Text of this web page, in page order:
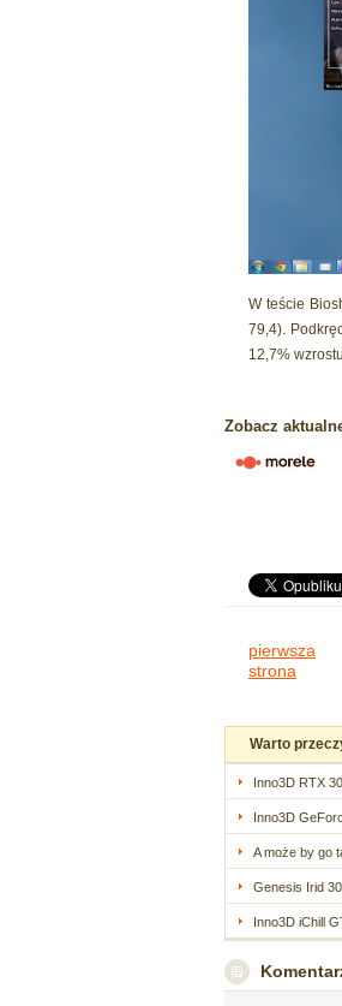
W teście
79,4).
12,7%
Zobacz
pierwsza
strona
Warto
Inno3D RTX
Inno3D
A może by go
Genesis Irid
Inno3D iChill